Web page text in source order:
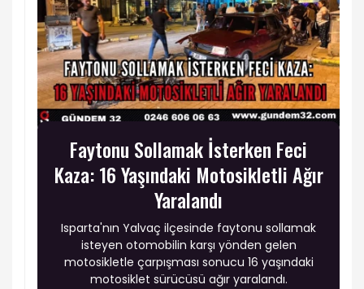
Faytonu Sollamak İsterken Feci
Kaza: 16 Yaşındaki Motosikletli Ağır
Yaralandı
Isparta'nın Yalvaç ilçesinde faytonu sollamak
isteyen otomobilin karşı yönden gelen
motosikletle çarpışması sonucu 16 yaşındaki
motosiklet sürücüsü ağır yaralandı.